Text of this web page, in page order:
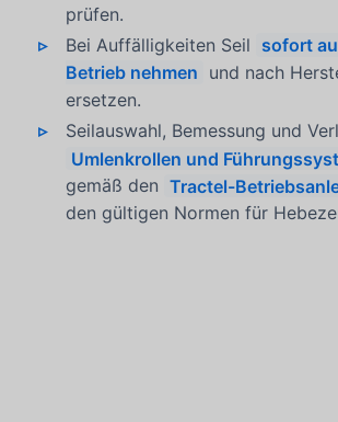
prüfen.
Bei Auffälligkeiten Seil sofort
Betrieb nehmen und nach
ersetzen.
Seilauswahl, Bemessung und
Umlenkrollen und
gemäß den Tractel-
den gültigen Normen für